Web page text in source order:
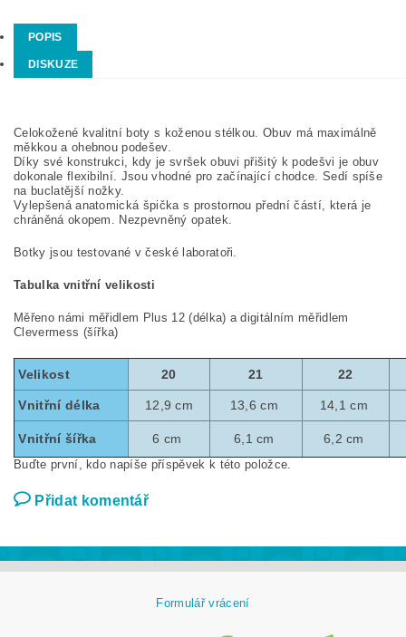
POPIS
DISKUZE
Celokožené kvalitní boty s koženou stélkou. Obuv má maximálně
měkkou a ohebnou podešev.
Díky své konstrukci, kdy je svršek obuvi přišitý k podešvi je obuv
dokonale flexibilní. Jsou vhodné pro začínající chodce. Sedí spíše
na buclatější nožky.
Vylepšená anatomická špička s prostornou přední částí, která je
chráněná okopem. Nezpevněný opatek.
Botky jsou testované v české laboratoři.
Tabulka vnitřní velikosti
Měřeno námi měřidlem Plus 12 (délka) a digitálním měřidlem
Clevermess (šířka)
Velikost 20 21 22
Vnitřní délka 12,9 cm 13,6 cm 14,1 cm
Vnitřní šířka 6 cm 6,1 cm 6,2 cm
Buďte první, kdo napíše příspěvek k této položce.
Přidat komentář
Formulář vrácení